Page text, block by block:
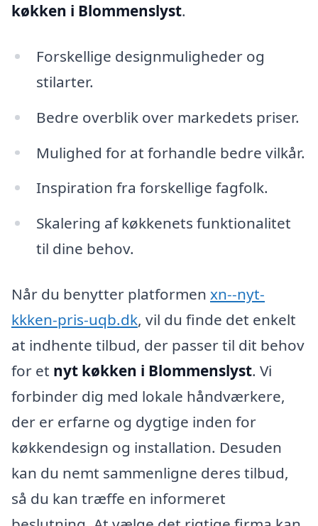
køkken i Blommenslyst.
Forskellige designmuligheder og
stilarter.
Bedre overblik over markedets priser.
Mulighed for at forhandle bedre vilkår.
Inspiration fra forskellige fagfolk.
Skalering af køkkenets funktionalitet
til dine behov.
Når du benytter platformen xn--nyt-
kkken-pris-uqb.dk, vil du finde det enkelt
at indhente tilbud, der passer til dit behov
for et nyt køkken i Blommenslyst. Vi
forbinder dig med lokale håndværkere,
der er erfarne og dygtige inden for
køkkendesign og installation. Desuden
kan du nemt sammenligne deres tilbud,
så du kan træffe en informeret